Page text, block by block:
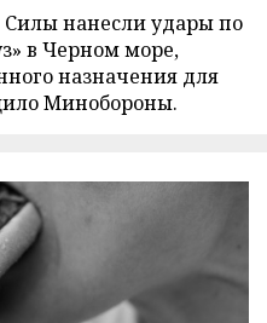
нанесли удары по
в Черном море,
назначения для
Минобороны.